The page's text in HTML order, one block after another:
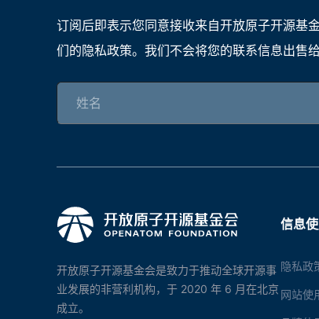
订阅后即表示您同意接收来自开放原子开源基
们的隐私政策。我们不会将您的联系信息出售给
开放原子开源基金会是致力于推动全球开源事
业发展的非营利机构，于 2020 年 6 月在北京
成立。
信息
隐私政
网站使